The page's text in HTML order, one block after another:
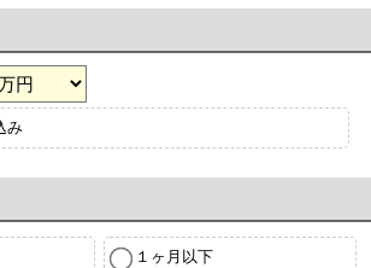
み
１ヶ月以下